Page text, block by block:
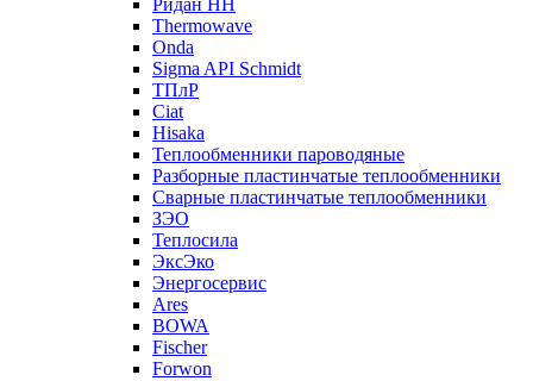
Ридан НН
Thermowave
Onda
Sigma API Schmidt
ТПлР
Ciat
Hisaka
Теплообменники пароводяные
Разборные пластинчатые теплообменники
Сварные пластинчатые теплообменники
ЗЭО
Теплосила
ЭксЭко
Энергосервис
Ares
BOWA
Fischer
Forwon